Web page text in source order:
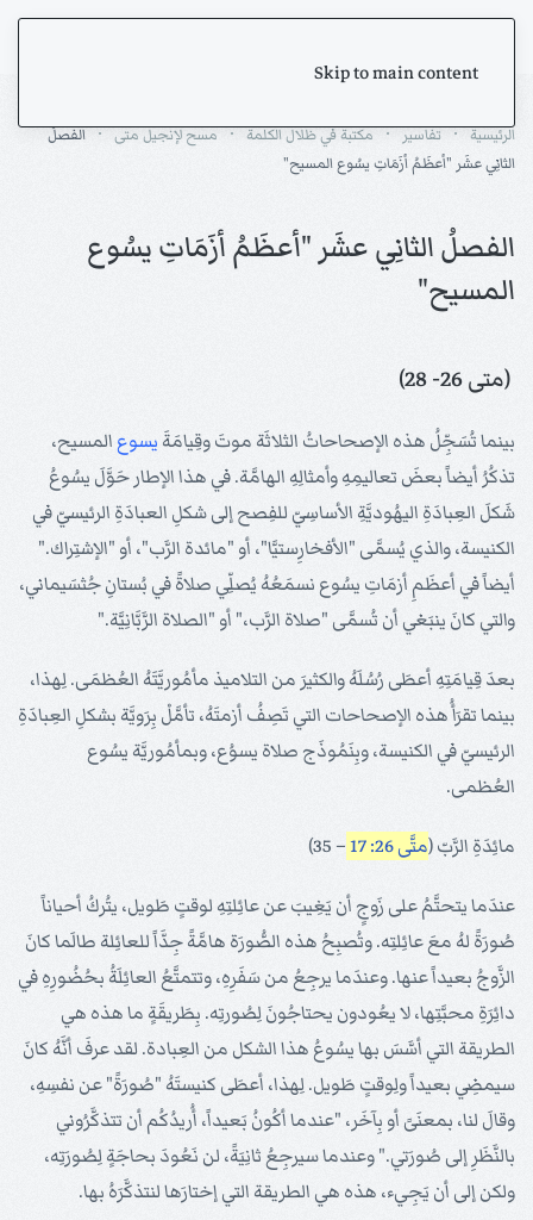
Skip to main content
الرئيسية تفاسير مكتبة في ظلال الكلمة مسح لإنجيل متى
الفصلُ
الثانِي عشَر "أعظَمُ أزَمَاتِ يسُوع المسيح"
الفصلُ الثانِي عشَر "أعظَمُ أزَمَاتِ يسُوع
المسيح"
(متى 26- 28)
بينما تُسَجِّلُ هذه الإصحاحاتُ الثلاثَة موتَ وقِيامَةَ يسوع المسيح،
تذكُرُ أيضاً بعضَ تعاليمِهِ وأمثالِهِ الهامَّة. في هذا الإطار حَوَّلَ يسُوعُ
شَكلَ العِبادَةِ اليهُوديَّةِ الأساسِيّ للفِصح إلى شكلِ العبادَةِ الرئيسيّ في
الكنيسة، والذي يُسمَّى "الأفخارِستيَّا"، أو "مائدة الرَّب"، أو "الإشتِراك."
أيضاً في أعظَمِ أزمَاتِ يسُوع نسمَعُهُ يُصلِّي صلاةً في بُستانِ جُثسَيماني،
والتي كانَ ينبَغي أن تُسمَّى "صلاة الرَّب،" أو "الصلاة الرَّبَّانِيَّة."
بعدَ قِيامَتِهِ أعطَى رُسُلَهُ والكثيرَ من التلاميذ مأمُوريَّتَهُ العُظمَى. لِهذا،
بينما تقرَأُ هذه الإصحاحات التي تَصِفُ أزمتَهُ، تأمَّلْ بِرَويَّة بشكلِ العِبادَةِ
الرئيسيّ في الكنيسة، وبِنَمُوذَج صلاة يسوُع، وبمأمُوريَّة يسُوع
العُظمى.
مائِدَةِ الرَّبّ (متَّى 26: 17 – 35)
عندَما يتحتَّمُ على زَوجٍ أن يَغِيبَ عن عائِلتِهِ لوقتٍ طَويل، يتُركُ أحياناً
صُورَةً لهُ معَ عائِلتِه. وتُصبِحُ هذه الصُّورَة هامَّةً جِدَّاً للعائِلة طالَما كانَ
الزَّوجُ بعيداً عنها. وعندَما يرجِعُ من سَفَرِهِ، وتتمتَّعُ العائِلَةُ بحُضُورِهِ في
دائِرَةِ محبَّتِها، لا يعُودون يحتاجُونَ لِصُورتِه. بِطَريقَةٍ ما هذه هي
الطريقة التي أسَّسَ بها يسُوعُ هذا الشكل من العِبادة. لقد عرفَ أنَّهُ كانَ
سيمضِي بعيداً ولِوقتٍ طَويل. لِهذا، أعطَى كنيستَهُ "صُورَةً" عن نفسِهِ،
وقالَ لنا، بمعنَىً أو بِآخَر، "عندما أكُونُ بَعيداً، أُريدُكُم أن تتذكَّرُوني
بالنَّظَرِ إلى صُورَتي." وعندما سيرجِعُ ثانِيَةً، لن نَعُودَ بحاجَةٍ لِصُورَتِه،
ولكن إلى أن يَجِيء، هذه هي الطريقة التي إختارَها لنتذكَّرَهُ بها.